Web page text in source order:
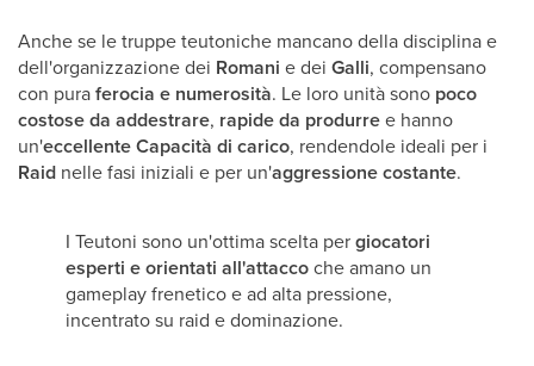
Anche se le truppe teutoniche mancano della disciplina e
dell'organizzazione dei Romani e dei Galli, compensano
con puraferocia e numerosità. Le loro unità sono poco
costose da addestrare, rapide da produrree hanno
un'eccellente Capacità di carico, rendendole ideali per i
Raid nelle fasi iniziali e per un'aggressione costante.
I Teutoni sono un'ottima scelta pergiocatori
esperti e orientati all'attaccoche amano un
gameplay frenetico e ad alta pressione,
incentrato su raid e dominazione.